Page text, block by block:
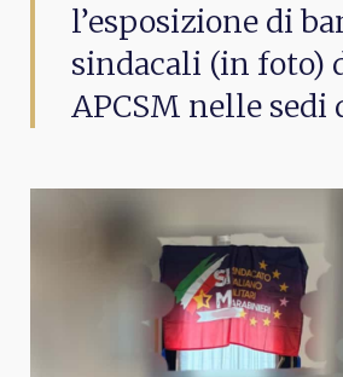
l’esposizione di
sindacali (in foto)
APCSM nelle sedi